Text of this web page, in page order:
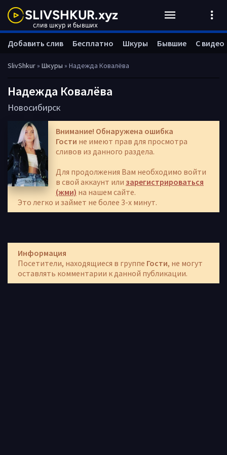
SlivShkur» Шкуры » Надежда Ковалёва
Надежда Ковалёва
Новосибирск
Внимание! Обнаружена ошибка
Гости не имеют прав для просмотра
сливов из данного раздела.
Для продолжения Вам необходимо войти
в свой аккаунт или зарегистрироваться
(жми) на нашем сайте.
Это легко и займет не более 3-х минут.
Информация
Посетители, находящиеся в группе Гости, не могут
оставлять комментарии к данной публикации.
Добавить слив Бесплатно Шкуры Бывшие С видео